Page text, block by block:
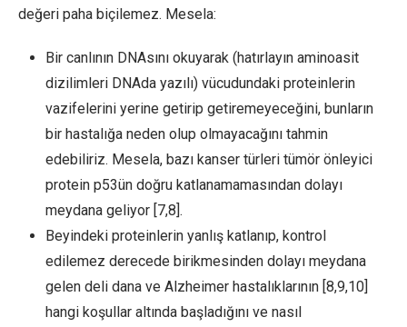
değeri paha biçilemez. Mesela:
Bir canlının DNAsını okuyarak (hatırlayın aminoasit
dizilimleri DNAda yazılı) vücudundaki proteinlerin
vazifelerini yerine getirip getiremeyeceğini, bunların
bir hastalığa neden olup olmayacağını tahmin
edebiliriz. Mesela, bazı kanser türleri tümör önleyici
protein p53ün doğru katlanamamasından dolayı
meydana geliyor [7,8].
Beyindeki proteinlerin yanlış katlanıp, kontrol
edilemez derecede birikmesinden dolayı meydana
gelen deli dana ve Alzheimer hastalıklarının [8,9,10]
hangi koşullar altında başladığını ve nasıl